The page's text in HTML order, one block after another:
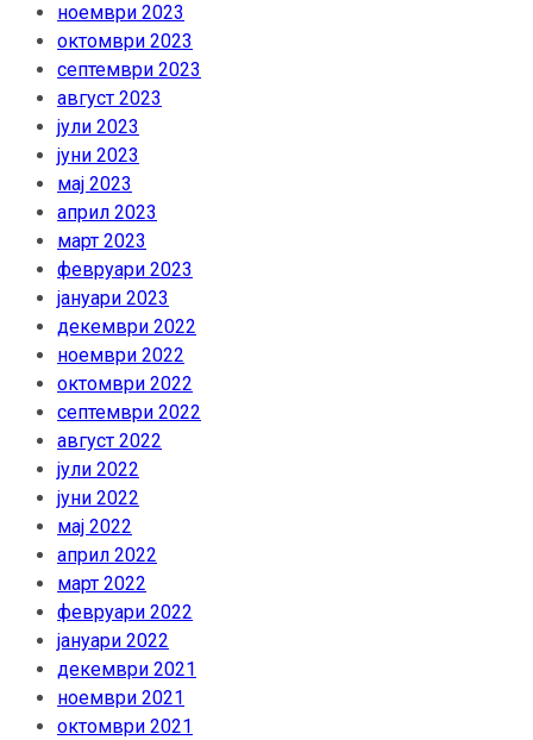
ноември 2023
октомври 2023
септември 2023
август 2023
јули 2023
јуни 2023
мај 2023
април 2023
март 2023
февруари 2023
јануари 2023
декември 2022
ноември 2022
октомври 2022
септември 2022
август 2022
јули 2022
јуни 2022
мај 2022
април 2022
март 2022
февруари 2022
јануари 2022
декември 2021
ноември 2021
октомври 2021